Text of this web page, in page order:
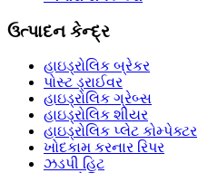
ઉત્પાદન કેન્દ્ર
હાઇડ્રોલિક બ્રેકર
પોસ્ટ ડ્રાઈવર
હાઇડ્રોલિક ગ્રેબ્સ
હાઇડ્રોલિક શીયર
હાઇડ્રોલિક પ્લેટ કોમ્પેક્ટર
ખોદકામ કરનાર રિપર
ઝડપી હિટ